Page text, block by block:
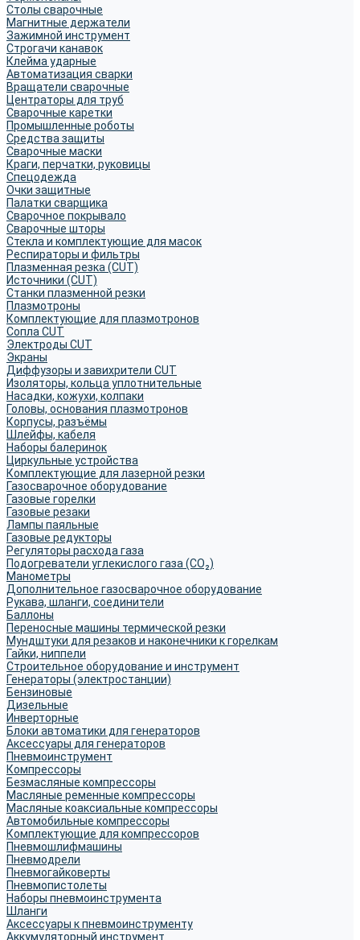
Столы сварочные
Магнитные держатели
Зажимной инструмент
Строгачи канавок
Клейма ударные
Автоматизация сварки
Вращатели сварочные
Центраторы для труб
Сварочные каретки
Промышленные роботы
Средства защиты
Сварочные маски
Краги, перчатки, руковицы
Спецодежда
Очки защитные
Палатки сварщика
Сварочное покрывало
Сварочные шторы
Стекла и комплектующие для масок
Респираторы и фильтры
Плазменная резка (CUT)
Источники (CUT)
Станки плазменной резки
Плазмотроны
Комплектующие для плазмотронов
Сопла CUT
Электроды CUT
Экраны
Диффузоры и завихрители CUT
Изоляторы, кольца уплотнительные
Насадки, кожухи, колпаки
Головы, основания плазмотронов
Корпусы, разъёмы
Шлейфы, кабеля
Наборы балеринок
Циркульные устройства
Комплектующие для лазерной резки
Газосварочное оборудование
Газовые горелки
Газовые резаки
Лампы паяльные
Газовые редукторы
Регуляторы расхода газа
Подогреватели углекислого газа (CO₂)
Манометры
Дополнительное газосварочное оборудование
Рукава, шланги, соединители
Баллоны
Переносные машины термической резки
Мундштуки для резаков и наконечники к горелкам
Гайки, ниппели
Строительное оборудование и инструмент
Генераторы (электростанции)
Бензиновые
Дизельные
Инверторные
Блоки автоматики для генераторов
Аксессуары для генераторов
Пневмоинструмент
Компрессоры
Безмасляные компрессоры
Масляные ременные компрессоры
Масляные коаксиальные компрессоры
Автомобильные компрессоры
Комплектующие для компрессоров
Пневмошлифмашины
Пневмодрели
Пневмогайковерты
Пневмопистолеты
Наборы пневмоинструмента
Шланги
Аксессуары к пневмоинструменту
Аккумуляторный инструмент